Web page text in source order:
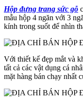
Hộp đựng trang sức gỗ
mẫu hộp 4 ngăn với 3
kính trong suốt để nhìn
Với thiết kế đẹp mắt và
tất cả các vật dụng cá
mặt hàng bán chạy nhất